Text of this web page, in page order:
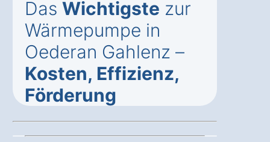
Das Wichtigste zur
Wärmepumpe in
Oederan Gahlenz –
Kosten, Effizienz,
Förderung